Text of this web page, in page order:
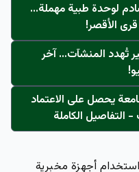
لوحدة طبية مهملة...
الأقصر!
تُهدد المنشآت… آخر
يحصل على الاعتماد
أجهزة مخبرية